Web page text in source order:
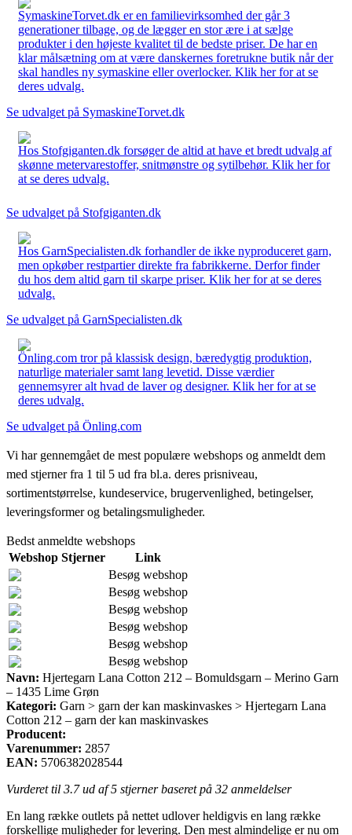
SymaskineTorvet.dk er en familievirksomhed der går 3
generationer tilbage, og de lægger en stor ære i at sælge
produkter i den højeste kvalitet til de bedste priser. De har en
klar målsætning om at være danskernes foretrukne butik når der
skal handles ny symaskine eller overlocker. Klik her for at se
deres udvalg.
Se udvalget på SymaskineTorvet.dk
Hos Stofgiganten.dk forsøger de altid at have et bredt udvalg af
skønne metervarestoffer, snitmønstre og sytilbehør. Klik her for
at se deres udvalg.
Se udvalget på Stofgiganten.dk
Hos GarnSpecialisten.dk forhandler de ikke nyproduceret garn,
men opkøber restpartier direkte fra fabrikkerne. Derfor finder
du hos dem altid garn til skarpe priser. Klik her for at se deres
udvalg.
Se udvalget på GarnSpecialisten.dk
Önling.com tror på klassisk design, bæredygtig produktion,
naturlige materialer samt lang levetid. Disse værdier
gennemsyrer alt hvad de laver og designer. Klik her for at se
deres udvalg.
Se udvalget på Önling.com
Vi har gennemgået de mest populære webshops og anmeldt dem
med stjerner fra 1 til 5 ud fra bl.a. deres prisniveau,
sortimentstørrelse, kundeservice, brugervenlighed, betingelser,
leveringsformer og betalingsmuligheder.
Bedst anmeldte webshops
Webshop Stjerner
Link
Besøg webshop
Besøg webshop
Besøg webshop
Besøg webshop
Besøg webshop
Besøg webshop
Navn: Hjertegarn Lana Cotton 212 – Bomuldsgarn – Merino Garn
– 1435 Lime Grøn
Kategori: Garn > garn der kan maskinvaskes > Hjertegarn Lana
Cotton 212 – garn der kan maskinvaskes
Producent:
Varenummer: 2857
EAN: 5706382028544
Vurderet til 3.7ud af 5 stjerner baseret på 32 anmeldelser
En lang række outlets på nettet udlover heldigvis en lang række
forskellige muligheder for levering. Den mest almindelige er nu om